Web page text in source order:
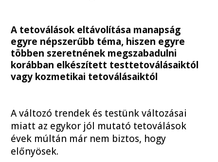
A tetoválások eltávolítása manapság
egyre népszerűbb téma, hiszen egyre
többen szeretnének megszabadulni
korábban elkészített testtetoválásaiktól
vagy kozmetikai tetoválásaiktól
A változó trendek és testünk változásai
miatt az egykor jól mutató tetoválások
évek múltán már nem biztos, hogy
előnyösek.